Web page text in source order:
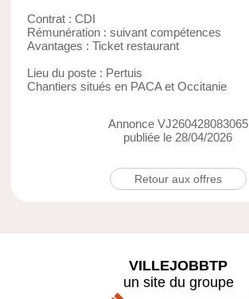
Contrat : CDI
Rémunération : suivant compétences
Avantages : Ticket restaurant
Lieu du poste : Pertuis
Chantiers situés en PACA et Occitanie
Annonce VJ260428083065
publiée le 28/04/2026
Retour aux offres
VILLEJOBBTP
un site du groupe